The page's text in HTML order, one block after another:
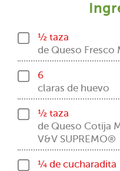
½ taza
de Queso Fresco
6
claras de huevo
½ taza
de Queso Cotija
V&V SUPREMO®
¼ de cucharadita